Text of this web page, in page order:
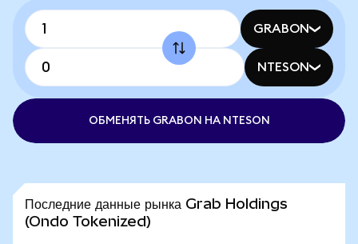
GRABON
NTESON
ОБМЕНЯТЬ GRABON НА NTESON
Последние данные рынка Grab Holdings
(Ondo Tokenized)